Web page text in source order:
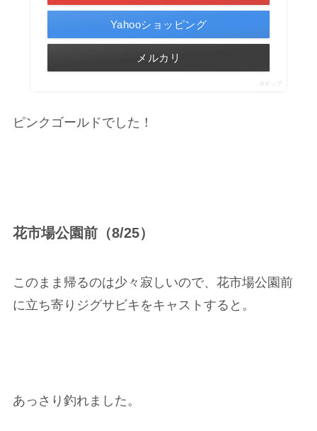
Yahooショッピング
メルカリ
ポチップ
ピンクゴールドでした！
花市場公園前（8/25）
このまま帰るのは少々寂しいので、花市場公園前
に立ち寄りジグサビキをキャストすると。
あっさり釣れました。